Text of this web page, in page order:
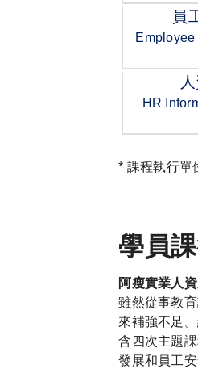
員
HR
* 課程執行單
學員
阿瘦實業人
雖然從事教
來補強不足
含四次主題
發展和員工